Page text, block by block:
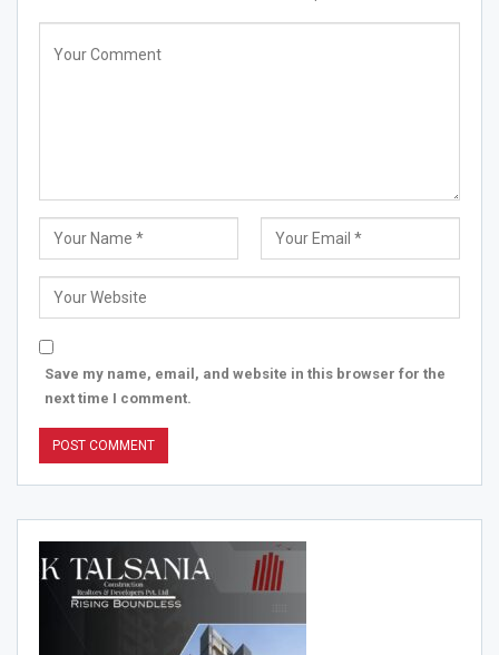
Save my name, email, and website in this browser for the
next time I comment.